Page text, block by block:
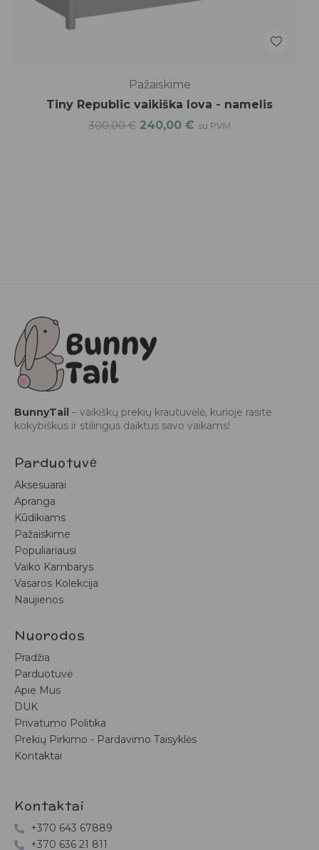
Pažaiskime
Tiny Republic vaikiška lova - namelis
300,00€ 240,00 € su PVM
BunnyTail – vaikiškų prekių krautuvėlė, kurioje rasite
kokybiškus ir stilingus daiktus savo vaikams!
Parduotuvė
Aksesuarai
Apranga
Kūdikiams
Pažaiskime
Populiariausi
Vaiko Kambarys
Vasaros Kolekcija
Naujienos
Nuorodos
Pradžia
Parduotuvė
Apie Mus
DUK
Privatumo Politika
Prekių Pirkimo - Pardavimo Taisyklės
Kontaktai
Kontaktai
+370 643 67889
+370 636 21 811